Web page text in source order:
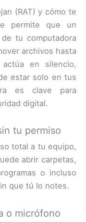
(RAT) y cómo te
permite que un
tu computadora
archivos hasta
en silencio,
estar solo en tus
es clave para
digital.
tu permiso
total a tu equipo,
abrir carpetas,
o incluso
que tú lo notes.
o micrófono